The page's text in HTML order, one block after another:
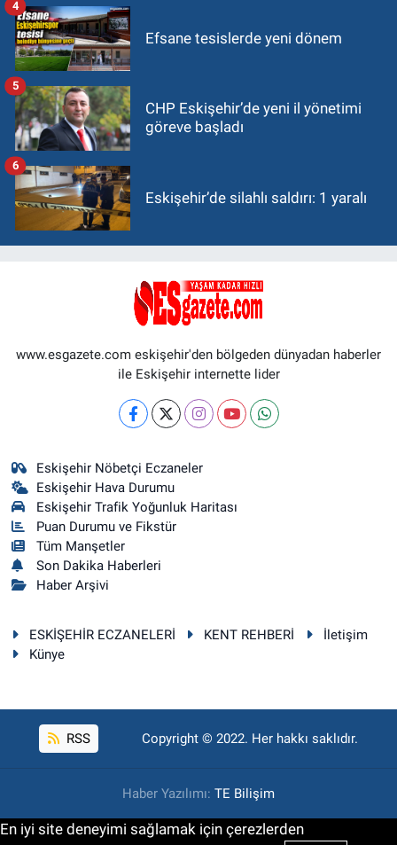
Efsane tesislerde yeni dönem
4
CHP Eskişehir’de yeni il yönetimi
göreve başladı
5
Eskişehir’de silahlı saldırı: 1 yaralı
6
www.esgazete.com eskişehir'den bölgeden dünyadan haberler
ile Eskişehir internette lider
Eskişehir Nöbetçi Eczaneler
Eskişehir Hava Durumu
Eskişehir Trafik Yoğunluk Haritası
Puan Durumu ve Fikstür
Tüm Manşetler
Son Dakika Haberleri
Haber Arşivi
ESKİŞEHİR ECZANELERİ KENT REHBERİ
İletişim
Künye
RSS Copyright © 2022. Her hakkı saklıdır.
Haber Yazılımı: TE Bilişim
En iyi site deneyimi sağlamak için çerezlerden